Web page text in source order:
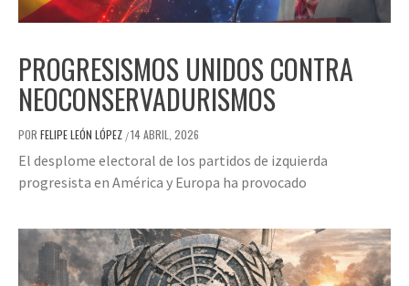
PROGRESISMOS UNIDOS CONTRA
NEOCONSERVADURISMOS
POR FELIPE LEÓN LÓPEZ /14 ABRIL, 2026
El desplome electoral de los partidos de izquierda
progresista en América y Europa ha provocado